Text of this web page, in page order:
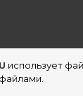
использует